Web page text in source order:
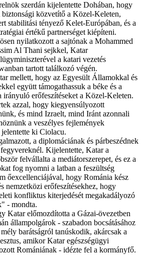
szerdán kijelentette Dohában, hogy
közvetítő a Közel-Keleten,
stabilitási tényező Kelet-Európában, és a
értékű partnerséget kiépíteni.
nyilatkozott a sajtónak a Mohammed
Al Thani sejkkel, Katar
a katari vezetés
tartott találkozó végén.
mellett, hogy az Egyesült Államokkal és
együtt támogathassuk a béke és a
irányuló erőfeszítéseket a Közel-Keleten.
azzal, hogy kiegyensúlyozott
és mind Izraelt, mind Iránt azonnali
a veszélyes fejlemények
jelentette ki Ciolacu.
a diplomáciának és párbeszédnek
Kijelentette, Katar a
felvállalta a mediátorszerepet, és ez a
fog nyomni a latban a feszültség
őexcellenciájával, hogy Románia kész
nemzetközi erőfeszítésekhez, hogy
konfliktus kiterjedését megakadályozó
- mondta.
Katar előmozdította a Gázai-övezetben
állampolgárok - szabadon bocsátásához
barátságról tanúskodik, akárcsak a
amikor Katar egészségügyi
Romániának - idézte fel a kormányfő.